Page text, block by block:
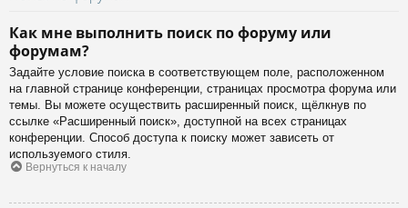
Как мне выполнить поиск по форуму или
форумам?
Задайте условие поиска в соответствующем поле, расположенном
на главной странице конференции, страницах просмотра форума или
темы. Вы можете осуществить расширенный поиск, щёлкнув по
ссылке «Расширенный поиск», доступной на всех страницах
конференции. Способ доступа к поиску может зависеть от
используемого стиля.
Вернуться к началу